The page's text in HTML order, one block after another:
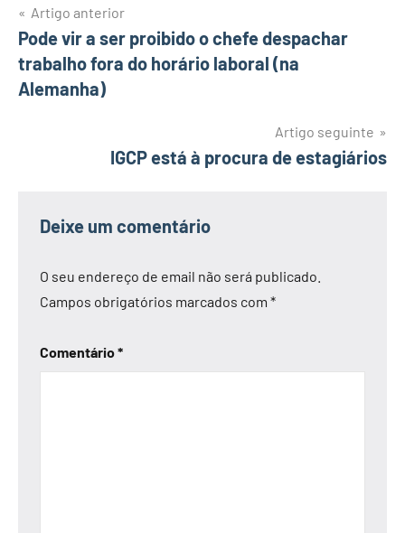
Navegação
de
artigos
Artigo anterior
Pode vir a ser proibido o chefe despachar
trabalho fora do horário laboral (na
Alemanha)
Artigo seguinte
IGCP está à procura de estagiários
Deixe um comentário
O seu endereço de email não será publicado.
Campos obrigatórios marcados com *
Comentário*